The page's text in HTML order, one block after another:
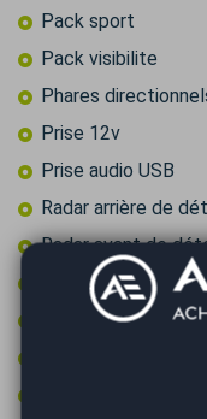
Pack sport
Pack visibilite
Phares
Prise 12v
Prise audio USB
Radar arrière de
Radar avant de
Reconnaissance
Régulateur de